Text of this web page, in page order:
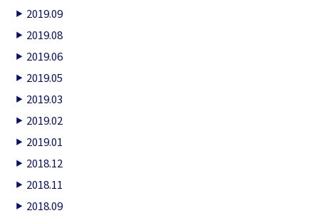
2019.09
2019.08
2019.06
2019.05
2019.03
2019.02
2019.01
2018.12
2018.11
2018.09